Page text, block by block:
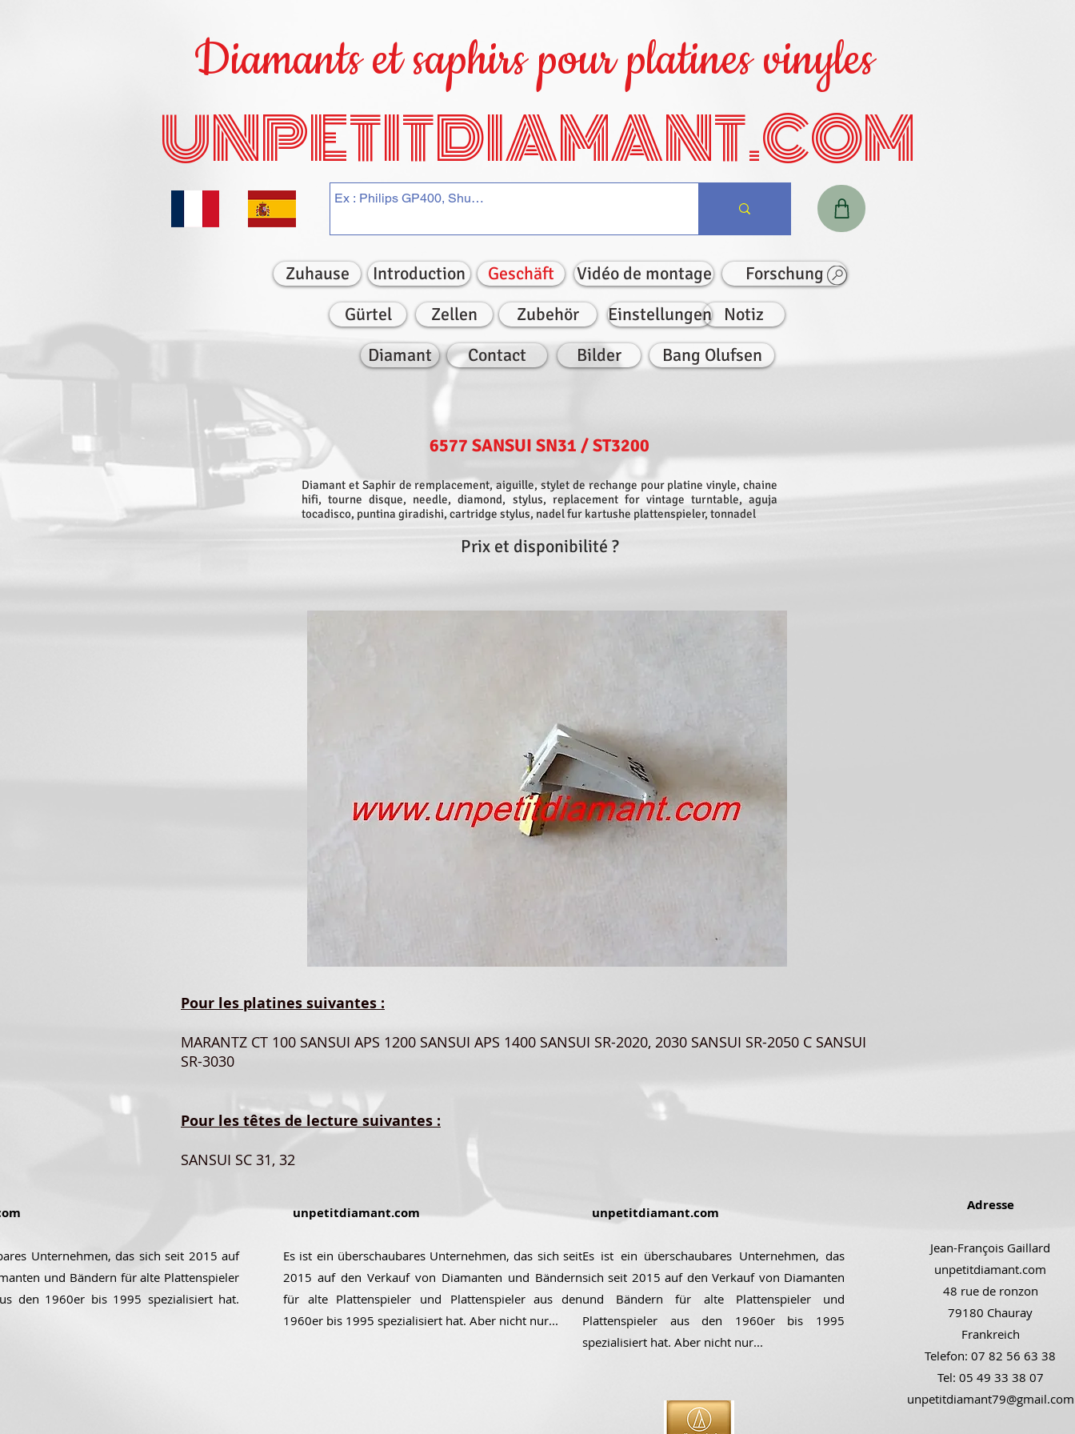
Diamants et saphirs pour platines vinyles
UNPETITDIAMANT.COM
Zuhause Introduction Geschäft Vidéo de montage
Forschung
Gürtel
Zellen Zubehör Einstellungen
Notiz
Diamant
Contact Bilder Bang Olufsen
6577 SANSUI SN31 / ST3200
Diamant et Saphir de remplacement, aiguille, stylet de rechange pour platine vinyle, chaine
hifi, tourne disque, needle, diamond, stylus, replacement for vintage turntable, aguja
tocadisco, puntina giradishi, cartridge stylus, nadel fur kartushe plattenspieler, tonnadel
Prix et disponibilité ?
Pour les platines suivantes :
​MARANTZ CT 100 SANSUI APS 1200 SANSUI APS 1400 SANSUI SR-2020, 2030 SANSUI SR-2050 C SANSUI
SR-3030
Pour les têtes de lecture suivantes :
SANSUI SC 31, 32
Unternehmen, das sich seit 2015 auf
und Bändern für alte Plattenspieler
den 1960er bis 1995 spezialisiert hat.
unpetitdiamant.com
Es ist ein überschaubares Unternehmen, das sich seit
2015 auf den Verkauf von Diamanten und Bändern
für alte Plattenspieler und Plattenspieler aus den
1960er bis 1995 spezialisiert hat. Aber nicht nur...
unpetitdiamant.com
Es ist ein überschaubares Unternehmen, das
sich seit 2015 auf den Verkauf von Diamanten
und Bändern für alte Plattenspieler und
Plattenspieler aus den 1960er bis 1995
spezialisiert hat. Aber nicht nur...
Adresse
Jean-François Gaillard
unpetitdiamant.com
48 rue de ronzon
79180 Chauray
Frankreich
Telefon: 07 82 56 63 38
Tel: 05 49 33 38 07
unpetitdiamant79@gmail.com